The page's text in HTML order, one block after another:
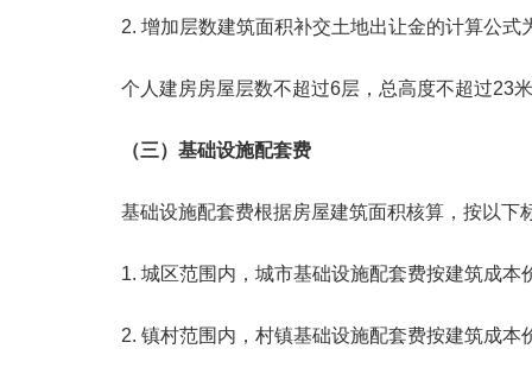
2. 增加层数建筑面积补交土地出让金的计算公式
个人建房房屋层数不超过6层，总高度不超过23
（三）基础设施配套费
基础设施配套费根据房屋建筑面积核算，按以下
1. 城区范围内，城市基础设施配套费按建筑成本
2. 镇村范围内，村镇基础设施配套费按建筑成本